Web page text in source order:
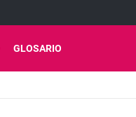
GLOSARIO